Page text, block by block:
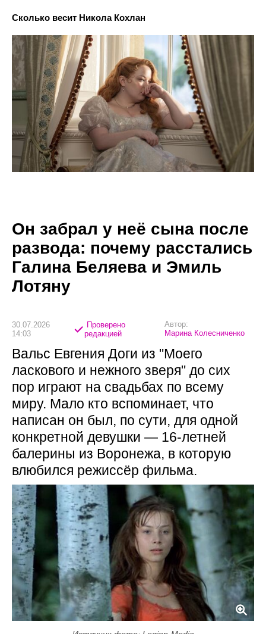
Сколько весит Никола Кохлан
Он забрал у неё сына после
развода: почему расстались
Галина Беляева и Эмиль
Лотяну
30.07.2026
14:03
Проверено
редакцией
Автор:
Марина Колесниченко
Вальс Евгения Доги из "Моего
ласкового и нежного зверя" до сих
пор играют на свадьбах по всему
миру. Мало кто вспоминает, что
написан он был, по сути, для одной
конкретной девушки — 16-летней
балерины из Воронежа, в которую
влюбился режиссёр фильма.